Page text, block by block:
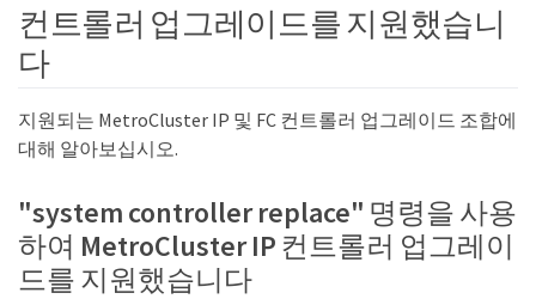
컨트롤러 업그레이드를 지원했습니
다
지원되는 MetroCluster IP 및 FC 컨트롤러 업그레이드 조합에
대해 알아보십시오.
"system controller replace" 명령을 사용
하여 MetroCluster IP 컨트롤러 업그레이
드를 지원했습니다